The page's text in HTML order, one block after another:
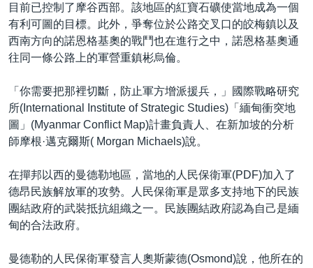
目前已控制了摩谷西部。該地區的紅寶石礦使當地成為一個
有利可圖的目標。此外，爭奪位於公路交叉口的皎梅鎮以及
西南方向的諾恩格基奧的戰鬥也在進行之中，諾恩格基奧通
往同一條公路上的軍營重鎮彬烏倫。
「你需要把那裡切斷，防止軍方增派援兵，」國際戰略研究
所(International Institute of Strategic Studies)「緬甸衝突地
圖」(Myanmar Conflict Map)計畫負責人、在新加坡的分析
師摩根·邁克爾斯( Morgan Michaels)說。
在撣邦以西的曼德勒地區，當地的人民保衛軍(PDF)加入了
德昂民族解放軍的攻勢。人民保衛軍是眾多支持地下的民族
團結政府的武裝抵抗組織之一。民族團結政府認為自己是緬
甸的合法政府。
曼德勒的人民保衛軍發言人奧斯蒙德(Osmond)說，他所在的